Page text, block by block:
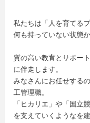
★【YouTube動画6分
https://
#ESなし #グルディ
#奨学金返済支援制
ない研修制度
#100名以上の大規模
文理不問
私たちは「人を育てる
何も持っていない状態
質の高い教育とサポー
に伴走します。
みなさんにお任せする
工管理職。
「ヒカリエ」や「国立
を支えていくようなを